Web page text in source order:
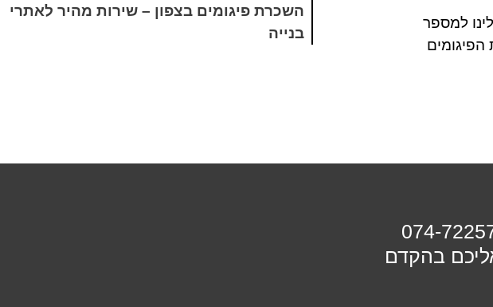
אלינו למספר
השכרת פיגומים בצפון – שירות מהיר לאתרי
בנייה
בהקדם